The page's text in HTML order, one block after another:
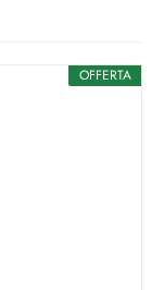
OFFERTA